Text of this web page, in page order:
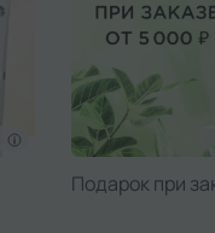
Подарок при